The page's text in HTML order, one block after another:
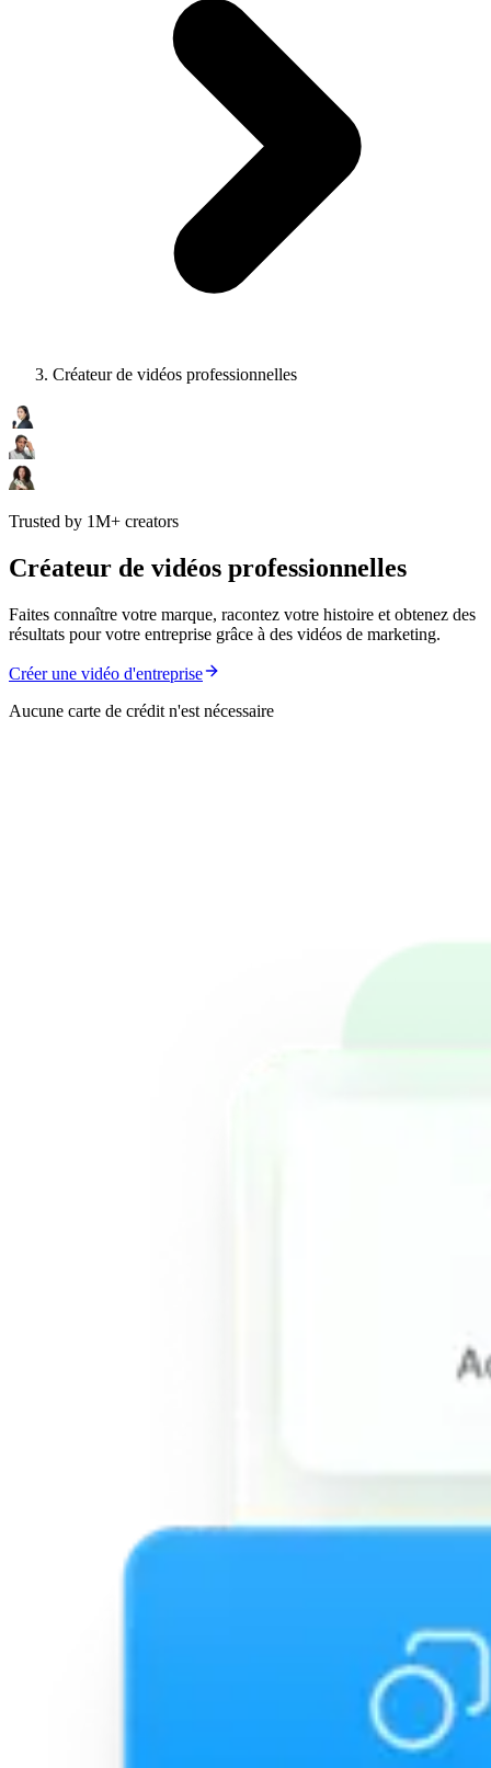
Créateur de vidéos professionnelles
Trusted by 1M+ creators
Créateur de vidéos professionnelles
Faites connaître votre marque, racontez votre histoire et obtenez des
résultats pour votre entreprise grâce à des vidéos de marketing.
Créer une vidéo d'entreprise
Aucune carte de crédit n'est nécessaire